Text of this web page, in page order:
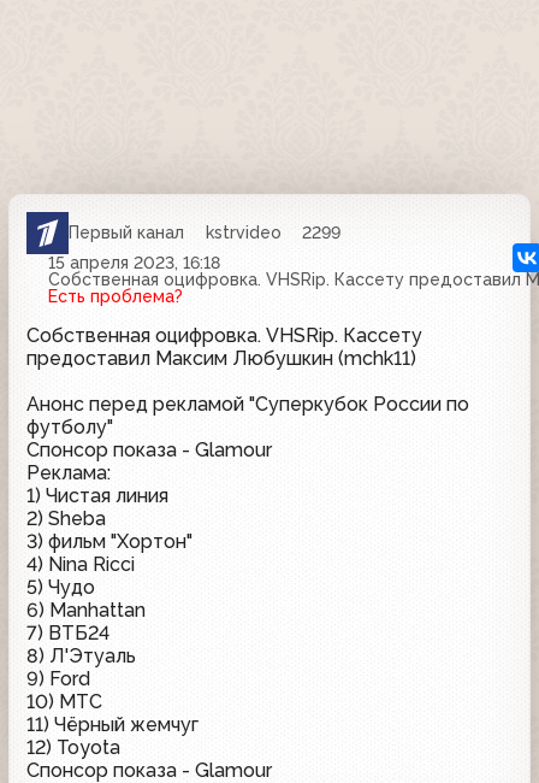
Первый канал kstrvideo
2299
15 апреля 2023, 16:18
Собственная оцифровка. VHSRip. Кассету предоставил
Есть проблема?
Собственная оцифровка. VHSRip. Кассету
предоставил Максим Любушкин (mchk11)
Анонс перед рекламой "Суперкубок России по
футболу"
Спонсор показа - Glamour
Реклама:
1) Чистая линия
2) Sheba
3) фильм "Хортон"
4) Nina Ricci
5) Чудо
6) Manhattan
7) ВТБ24
8) Л'Этуаль
9) Ford
10) МТС
11) Чёрный жемчуг
12) Toyota
Спонсор показа - Glamour